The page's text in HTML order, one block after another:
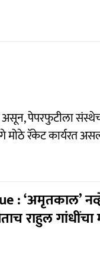
असून, पेपरफुटीला
रॅकेट कार्यरत
: ‘अमृतकाल’
राहुल गांधींचा